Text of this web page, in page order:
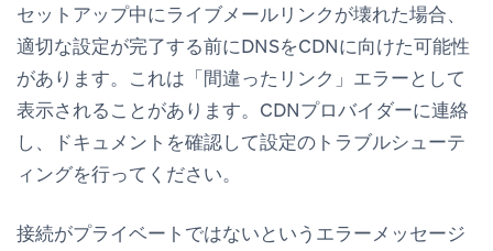
セットアップ中にライブメールリンクが壊れた場合、
適切な設定が完了する前にDNSをCDNに向けた可能性
があります。これは「間違ったリンク」エラーとして
表示されることがあります。CDNプロバイダーに連絡
し、ドキュメントを確認して設定のトラブルシューテ
ィングを行ってください。
接続がプライベートではないというエラーメッセージ